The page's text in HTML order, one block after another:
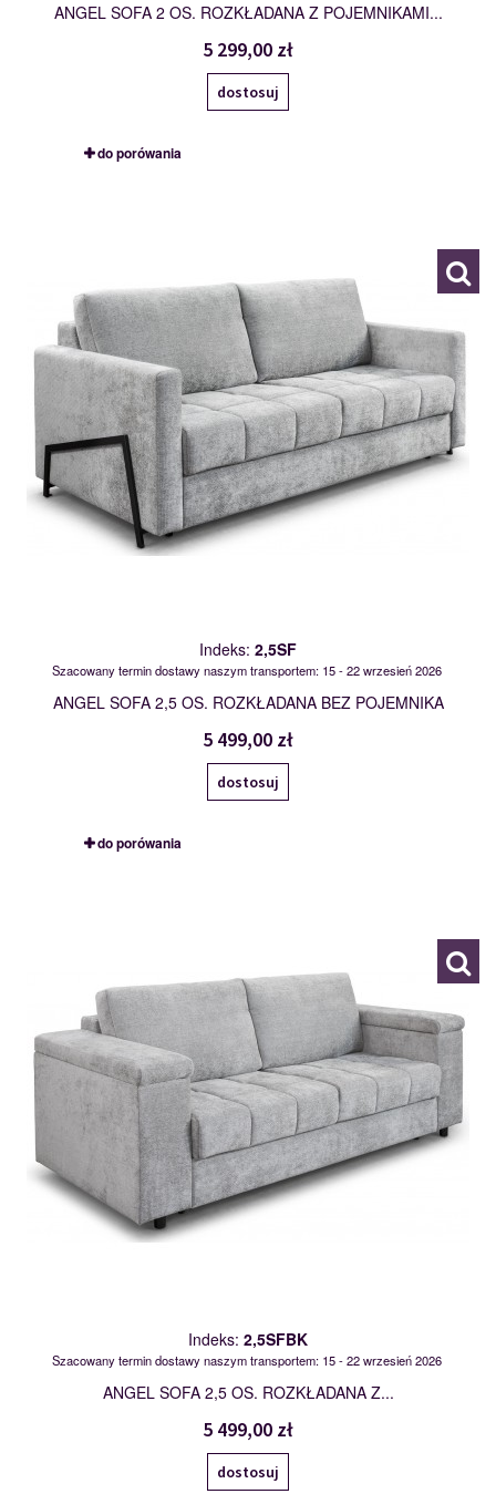
ANGEL SOFA 2 OS. ROZKŁADANA Z POJEMNIKAMI...
5 299,00 zł
dostosuj
do porówania
Indeks: 2,5SF
Szacowany termin dostawy naszym transportem: 15 - 22 wrzesień 2026
ANGEL SOFA 2,5 OS. ROZKŁADANA BEZ POJEMNIKA
5 499,00 zł
dostosuj
do porówania
Indeks: 2,5SFBK
Szacowany termin dostawy naszym transportem: 15 - 22 wrzesień 2026
ANGEL SOFA 2,5 OS. ROZKŁADANA Z...
5 499,00 zł
dostosuj